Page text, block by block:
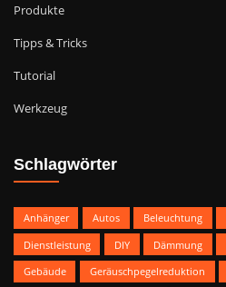
Produkte
Tipps & Tricks
Tutorial
Werkzeug
Schlagwörter
Anhänger Autos Beleuchtung
Dienstleistung
DIY Dämmung
Gebäude
Geräuschpegelreduktion